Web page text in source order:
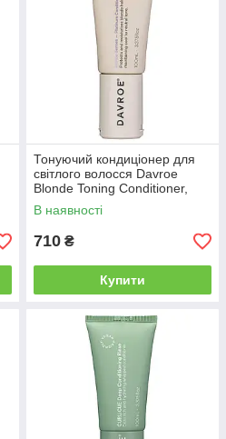
Тонуючий кондиціонер для
світлого волосся Davroe
Blonde Toning Conditioner,
100 мл (3542)
В наявності
710 ₴
Купити